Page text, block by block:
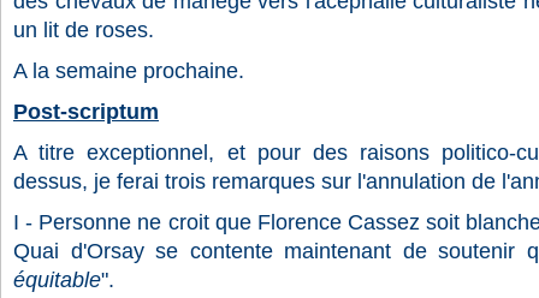
un lit de roses.
A la semaine prochaine.
Post-scriptum
A titre exceptionnel, et pour des raisons politico-
dessus, je ferai trois remarques sur l'annulation de
I - Personne ne croit que Florence Cassez soit
Quai d'Orsay se contente maintenant de soutenir
équitable".